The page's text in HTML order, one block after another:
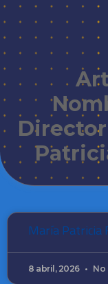
María Patricia
8 abril, 2026 No